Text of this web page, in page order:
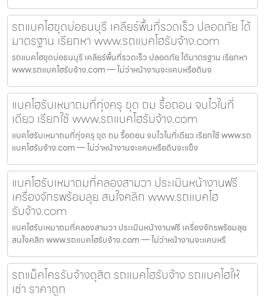
รถแบคโฮขุดบ่อธนบุรี เคลียร์พื้นที่รวดเร็ว ปลอดภัย ได้
มาตรฐาน เรียกหา www.รถแบคโฮรับจ้าง.com
รถแบคโฮขุดบ่อธนบุรี เคลียร์พื้นที่รวดเร็ว ปลอดภัย ได้มาตรฐาน เรียกหา
www.รถแบคโฮรับจ้าง.com — ไม่ว่าหน้างานจะแคบหรือดินจ
แบคโฮรับเหมาถมที่ทุ่งครุ ขุด ถม รื้อถอน จบไวในที่
เดียว เรียกใช้ www.รถแบคโฮรับจ้าง.com
แบคโฮรับเหมาถมที่ทุ่งครุ ขุด ถม รื้อถอน จบไวในที่เดียว เรียกใช้ www.รถ
แบคโฮรับจ้าง.com — ไม่ว่าหน้างานจะแคบหรือดินจะแข็ง
แบคโฮรับเหมาถมที่คลองสามวา ประเมินหน้างานฟรี
เครื่องจักรพร้อมลุย สนใจคลิก www.รถแบคโฮ
รับจ้าง.com
แบคโฮรับเหมาถมที่คลองสามวา ประเมินหน้างานฟรี เครื่องจักรพร้อมลุย
สนใจคลิก www.รถแบคโฮรับจ้าง.com — ไม่ว่าหน้างานจะแคบหรื
รถแม็คโครรับจ้างดุสิต รถแบคโฮรับจ้าง รถแบคโฮให้
เช่า ราคาถูก